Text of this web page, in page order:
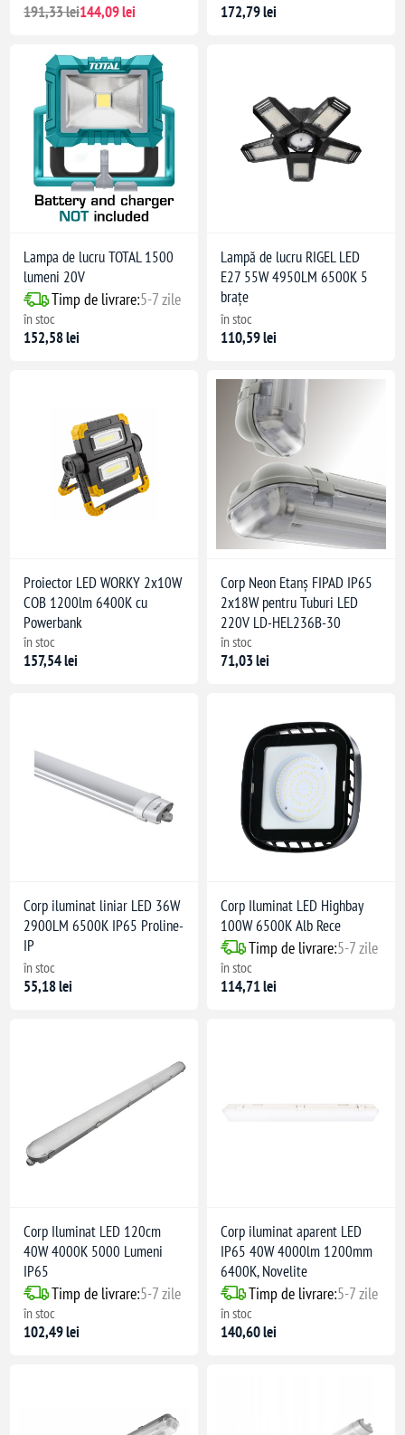
191,33 lei144,09 lei 172,79 lei
Lampa de lucru TOTAL 1500
lumeni 20V
Timp de livrare:5-7 zile
în stoc
152,58 lei
Lampă de lucru RIGEL LED
E27 55W 4950LM 6500K 5
brațe
în stoc
110,59 lei
Proiector LED WORKY 2x10W
COB 1200lm 6400K cu
Powerbank
în stoc
157,54 lei
Corp Neon Etanș FIPAD IP65
2x18W pentru Tuburi LED
220V LD-HEL236B-30
în stoc
71,03 lei
Corp iluminat liniar LED 36W
2900LM 6500K IP65 Proline-
IP
în stoc
55,18 lei
Corp Iluminat LED Highbay
100W 6500K Alb Rece
Timp de livrare:5-7 zile
în stoc
114,71 lei
Corp Iluminat LED 120cm
40W 4000K 5000 Lumeni
IP65
Timp de livrare:5-7 zile
în stoc
102,49 lei
Corp iluminat aparent LED
IP65 40W 4000lm 1200mm
6400K, Novelite
Timp de livrare:5-7 zile
în stoc
140,60 lei